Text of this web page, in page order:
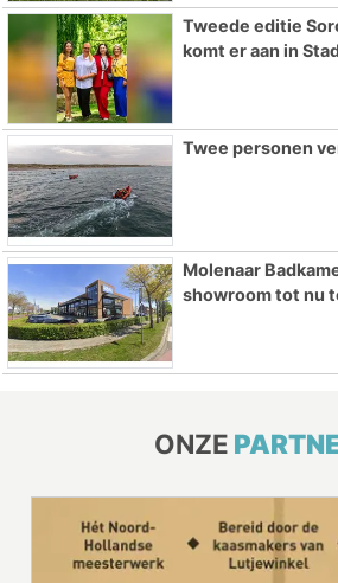
Tweede editie
komt er aan in
Twee personen
Molenaar
showroom tot nu
ONZE